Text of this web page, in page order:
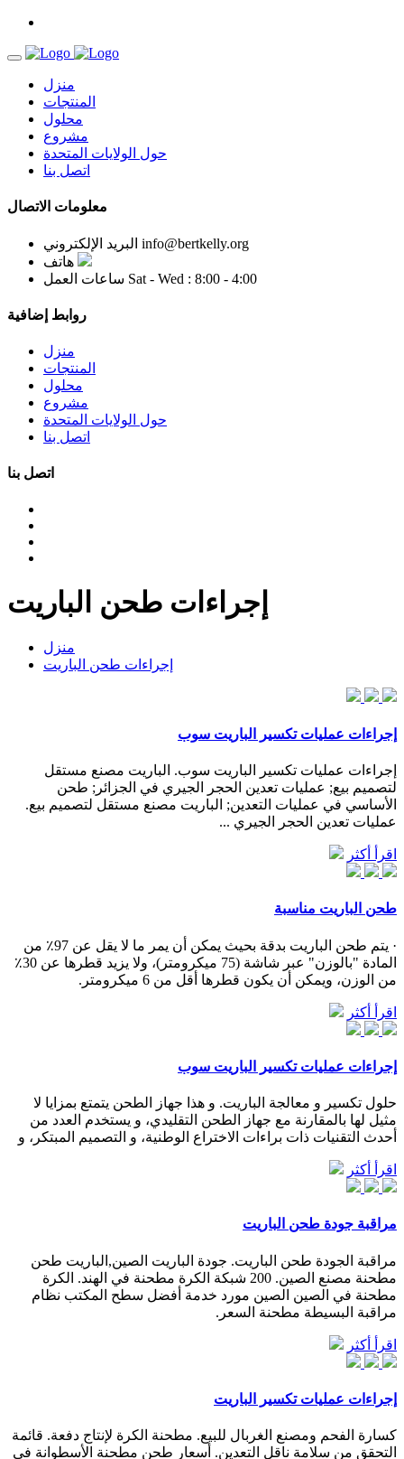
منزل
المنتجات
محلول
مشروع
حول الولايات المتحدة
اتصل بنا
معلومات الاتصال
البريد الإلكتروني info@bertkelly.org
هاتف
ساعات العمل Sat - Wed : 8:00 - 4:00
روابط إضافية
منزل
المنتجات
محلول
مشروع
حول الولايات المتحدة
اتصل بنا
اتصل بنا
إجراءات طحن الباريت
منزل
إجراءات طحن الباريت
إجراءات عمليات تكسير الباريت سوب
إجراءات عمليات تكسير الباريت سوب. الباريت مصنع مستقل
لتصميم بيع; عمليات تعدين الحجر الجيري في الجزائر; طحن
الأساسي في عمليات التعدين; الباريت مصنع مستقل لتصميم بيع.
عمليات تعدين الحجر الجيري ...
اقرأ أكثر
طحن الباريت مناسبة
· يتم طحن الباريت بدقة بحيث يمكن أن يمر ما لا يقل عن 97٪ من
المادة "بالوزن" عبر شاشة (75 ميكرومتر)، ولا يزيد قطرها عن 30٪
من الوزن، ويمكن أن يكون قطرها أقل من 6 ميكرومتر.
اقرأ أكثر
إجراءات عمليات تكسير الباريت سوب
حلول تكسير و معالجة الباريت. و هذا جهاز الطحن يتمتع بمزايا لا
مثيل لها بالمقارنة مع جهاز الطحن التقليدي، و يستخدم العدد من
أحدث التقنيات ذات براءات الاختراع الوطنية، و التصميم المبتكر، و
اقرأ أكثر
مراقبة جودة طحن الباريت
مراقبة الجودة طحن الباريت. جودة الباريت الصين,الباريت طحن
مطحنة مصنع الصين. 200 شبكة الكرة مطحنة في الهند. الكرة
مطحنة في الصين الصين مورد خدمة أفضل سطح المكتب نظام
مراقبة البسيطة مطحنة السعر.
اقرأ أكثر
إجراءات عمليات تكسير الباريت
كسارة الفحم ومصنع الغربال للبيع. مطحنة الكرة لإنتاج دفعة. قائمة
التحقق من سلامة ناقل التعدين. أسعار طحن مطحنة الأسطوانة في